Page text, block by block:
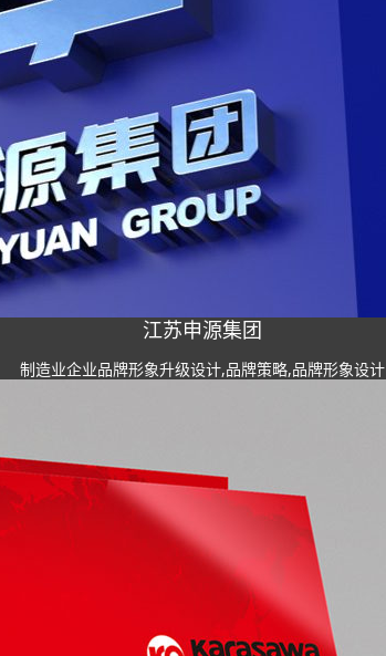
江苏申源集团
制造业企业品牌形象升级设计,品牌策略,品牌形象设计